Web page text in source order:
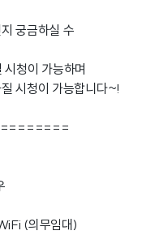
궁금하실 수
청이 가능하며
시청이 가능합니다~!
(의무임대)